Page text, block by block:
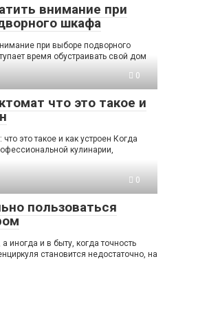
внимание при
шкафа
при выборе подворного
время обустраивать свой дом
0
что это такое и
что это такое и как устроен Когда
кулинарии,
0
пользоваться
иногда и в быту, когда точность
становится недостаточно, на